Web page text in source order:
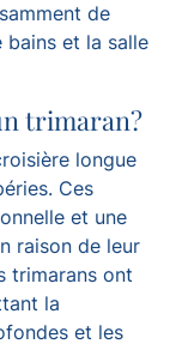
de
bains et la salle
trimaran?
longue
Ces
et une
raison de leur
trimarans ont
la
et les